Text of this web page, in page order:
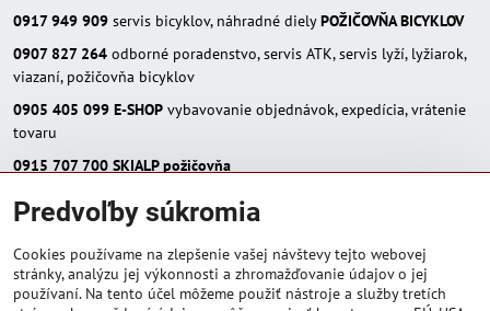
0917 949 909 servis bicyklov, náhradné dielyPOŽIČOVŇA BICYKLOV
0907 827 264 odborné poradenstvo, servis ATK, servis lyží, lyžiarok,
viazaní, požičovňa bicyklov
0905 405 099 E-SHOP vybavovanie objednávok, expedícia, vrátenie
tovaru
0915 707 700 SKIALP požičovňa
E-MAIL:
eshop(zavináč)skialpinista.sk
pisosport(zavináč)pisosport.sk
Predvoľby súkromia
Cookies používame na zlepšenie vašej návštevy tejto webovej
stránky, analýzu jej výkonnosti a zhromažďovanie údajov o jej
používaní. Na tento účel môžeme použiť nástroje a služby tretích